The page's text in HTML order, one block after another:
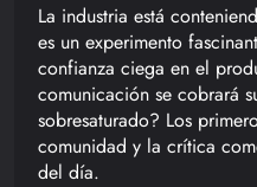
La industria está
es un experimento
confianza ciega en el
comunicación se cobrará
sobresaturado? Los
comunidad y la crítica
del día.